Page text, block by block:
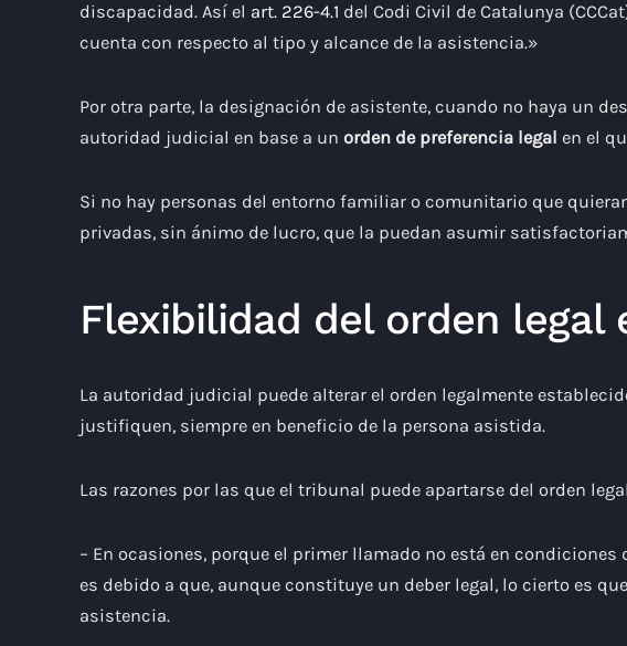
discapacidad. Así el art. 226-4.1 del Codi Civil de Catalunya
cuenta con respecto al tipo y alcance de la asistencia.»
Por otra parte, la designación de asistente, cuando no haya un
autoridad judicial en base a un orden de preferencia legal en el
Si no hay personas del entorno familiar o comunitario que
privadas, sin ánimo de lucro, que la puedan asumir
Flexibilidad del orden legal
La autoridad judicial puede alterar el orden legalmente
justifiquen, siempre en beneficio de la persona asistida.
Las razones por las que el tribunal puede apartarse del orden
– En ocasiones, porque el primer llamado no está en
es debido a que, aunque constituye un deber legal, lo cierto es
asistencia.